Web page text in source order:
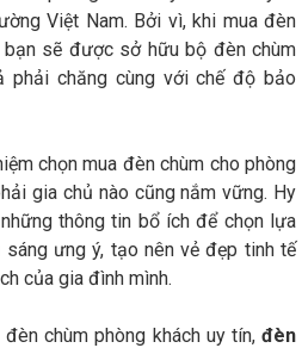
Việt Nam. Bởi vì, khi mua đèn
sẽ được sở hữu bộ đèn chùm
phải chăng cùng với chế độ bảo
chọn mua đèn chùm cho phòng
gia chủ nào cũng nắm vững. Hy
thông tin bổ ích để chọn lựa
ưng ý, tạo nên vẻ đẹp tinh tế
của gia đình mình.
chùm phòng khách uy tín, đèn